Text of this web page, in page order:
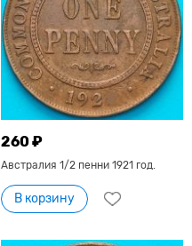
260 ₽
Австралия 1/2 пенни 1921 год.
В корзину